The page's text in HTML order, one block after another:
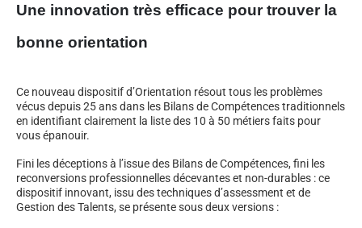
Une innovation très efficace pour trouver la
bonne orientation
Ce nouveau dispositif d’Orientation résout tous les problèmes
vécus depuis 25 ans dans les Bilans de Compétences traditionnels
en identifiant clairement la liste des 10 à 50 métiers faits pour
vous épanouir.
Fini les déceptions à l’issue des Bilans de Compétences, fini les
reconversions professionnelles décevantes et non-durables : ce
dispositif innovant, issu des techniques d’assessment et de
Gestion des Talents, se présente sous deux versions :